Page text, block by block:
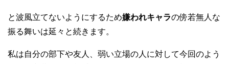
と波風立てないようにするため嫌われキャラの傍若無人な
振る舞いは延々と続きます。
私は自分の部下や友人、弱い立場の人に対して今回のよう